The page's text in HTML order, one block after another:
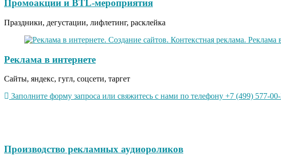
Промоакции и BTL-мероприятия
Праздники, дегустации, лифлетинг, расклейка
Реклама в интернете
Сайты, яндекс, гугл, соцсети, таргет
Заполните форму запроса или свяжитесь с нами по телефону +7 (499) 577-
Производство рекламных аудиороликов